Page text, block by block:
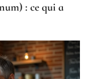
: ce qui a